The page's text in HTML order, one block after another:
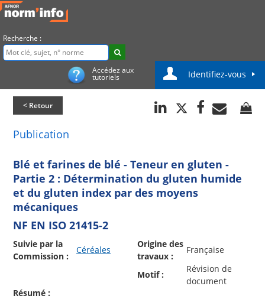
Recherche :
Accédez aux
tutoriels Identifiez-vous
< Retour
Publication
Blé et farines de blé - Teneur en gluten -
Partie 2 : Détermination du gluten humide
et du gluten index par des moyens
mécaniques
NF EN ISO 21415-2
Suivie par la
Commission :
Céréales
Origine des
travaux :
Française
Motif :
Révision de
document
Résumé :